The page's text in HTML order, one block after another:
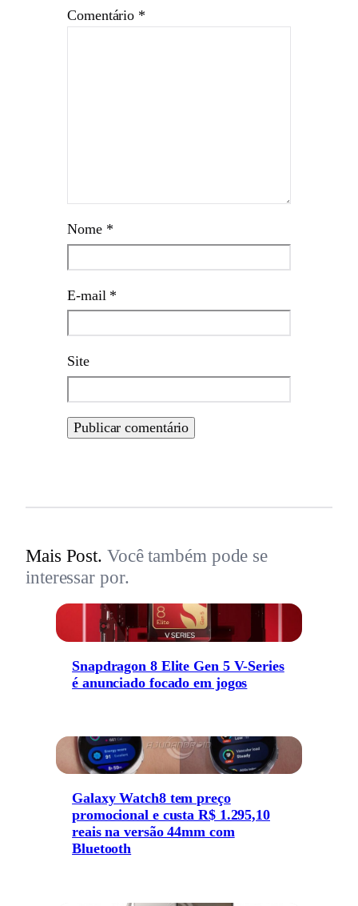
Comentário *
Nome *
E-mail *
Site
Mais Post. Você também pode se
interessar por.
Snapdragon 8 Elite Gen 5 V-Series
é anunciado focado em jogos
Galaxy Watch8 tem preço
promocional e custa R$ 1.295,10
reais na versão 44mm com
Bluetooth